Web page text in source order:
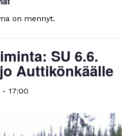
on mennyt.
SU 6.6.
Auttikönkäälle
- 17:00